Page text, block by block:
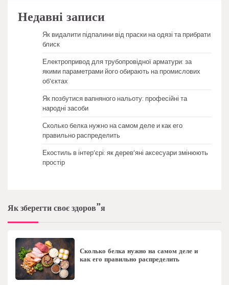
Недавні записи
Як видалити підпалини від праски на одязі та прибрати
блиск
Електропривод для трубопровідної арматури: за
якими параметрами його обирають на промислових
об’єктах
Як позбутися вапняного нальоту: професійні та
народні засоби
Сколько белка нужно на самом деле и как его
правильно распределить
Екостиль в інтер’єрі: як дерев’яні аксесуари змінюють
простір
Як зберегти своє здоров”я
Сколько белка нужно на самом деле и
как его правильно распределить